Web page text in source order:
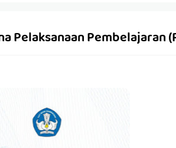
Pelaksanaan Pembelajaran